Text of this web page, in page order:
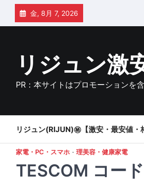
Skip
content
金, 8月 7, 2026
リジュン激
PR：本サイトはプロモーションを
リジュン(RIJUN)㊙【激安・最安値
家電・PC・スマホ 理美容・健康家電
TESCOM コー